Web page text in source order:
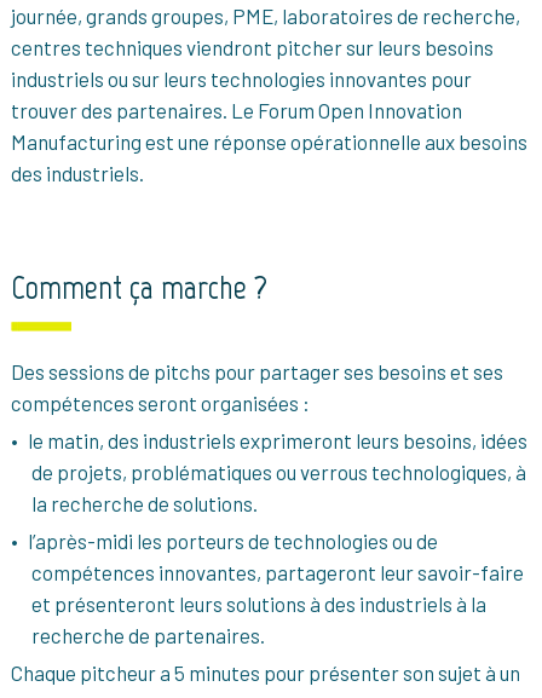
journée, grands groupes, PME, laboratoires de recherche,
centres techniques viendront pitcher sur leurs besoins
industriels ou sur leurs technologies innovantes pour
trouver des partenaires. Le Forum Open Innovation
Manufacturing est une réponse opérationnelle aux besoins
des industriels.
Comment ça marche ?
Des sessions de pitchs pour partager ses besoins et ses
compétences seront organisées :
le matin, des industriels exprimeront leurs besoins, idées
de projets, problématiques ou verrous technologiques, à
la recherche de solutions.
l’après-midi les porteurs de technologies ou de
compétences innovantes, partageront leur savoir-faire
et présenteront leurs solutions à des industriels à la
recherche de partenaires.
Chaque pitcheur a 5 minutes pour présenter son sujet à un